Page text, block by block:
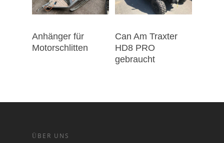
Anhänger für
Motorschlitten
Can Am Traxter
HD8 PRO
gebraucht
ÜBER UNS